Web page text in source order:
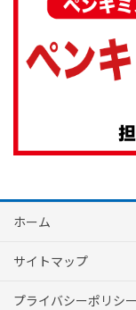
ホーム
サイトマップ
プライバシーポリシー